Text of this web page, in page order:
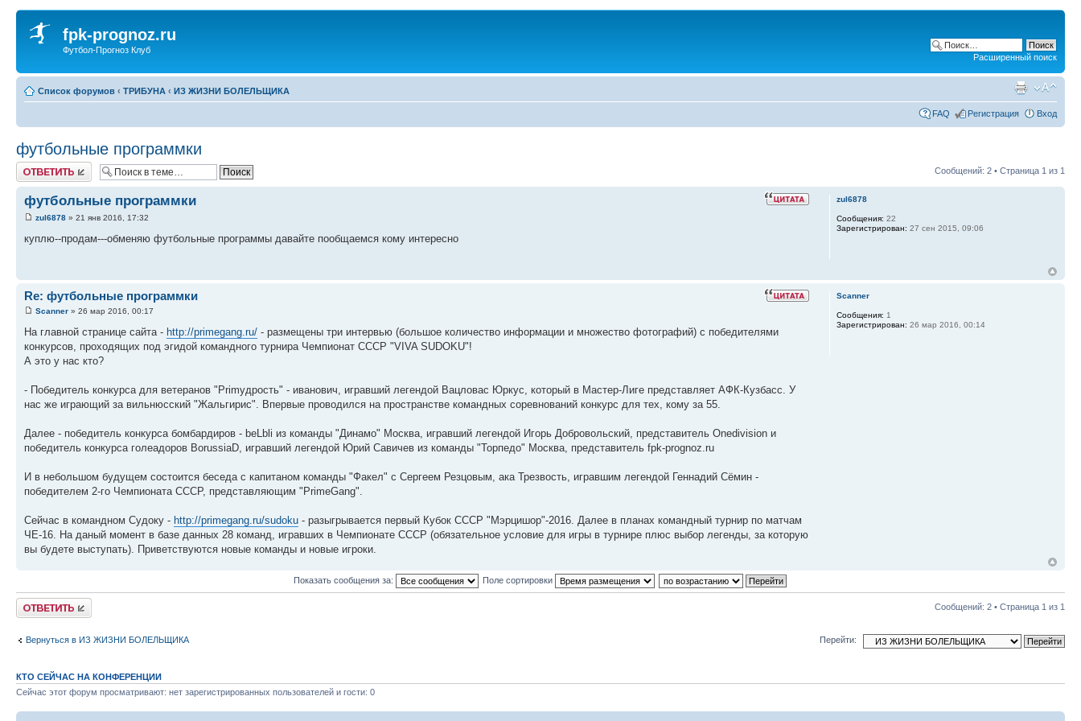
fpk-prognoz.ru
Футбол-Прогноз Клуб
Расширенный поиск
Список форумов ‹ ТРИБУНА ‹ ИЗ ЖИЗНИ БОЛЕЛЬЩИКА
FAQ Регистрация Вход
футбольные программки
Ответить Сообщений: 2 • Страница 1 из 1
футбольные программки
zul6878 » 21 янв 2016, 17:32
куплю--продам---обменяю футбольные программы давайте пообщаемся кому интересно
zul6878
Сообщения: 22
Зарегистрирован: 27 сен 2015, 09:06
Re: футбольные программки
Scanner » 26 мар 2016, 00:17
На главной странице сайта - http://primegang.ru/ - размещены три интервью (большое количество информации и множество фотографий) с победителями
конкурсов, проходящих под эгидой командного турнира Чемпионат СССР "VIVA SUDOKU"!
А это у нас кто?
- Победитель конкурса для ветеранов "Primудрость" - иванович, игравший легендой Вацловас Юркус, который в Мастер-Лиге представляет АФК-Кузбасс. У
нас же играющий за вильнюсский "Жальгирис". Впервые проводился на пространстве командных соревнований конкурс для тех, кому за 55.
Далее - победитель конкурса бомбардиров - beLbli из команды "Динамо" Москва, игравший легендой Игорь Добровольский, представитель Onedivision и
победитель конкурса голеадоров BorussiaD, игравший легендой Юрий Савичев из команды "Торпедо" Москва, представитель fpk-prognoz.ru
И в небольшом будущем состоится беседа с капитаном команды "Факел" с Сергеем Резцовым, ака Трезвость, игравшим легендой Геннадий Сёмин -
победителем 2-го Чемпионата СССР, представляющим "PrimeGang".
Сейчас в командном Судоку - http://primegang.ru/sudoku - разыгрывается первый Кубок СССР "Мэрцишор"-2016. Далее в планах командный турнир по матчам
ЧЕ-16. На даный момент в базе данных 28 команд, игравших в Чемпионате СССР (обязательное условие для игры в турнире плюс выбор легенды, за которую
вы будете выступать). Приветствуются новые команды и новые игроки.
Scanner
Сообщения: 1
Зарегистрирован: 26 мар 2016, 00:14
Показать сообщения за: Поле сортировки
Ответить Сообщений: 2 • Страница 1 из 1
Вернуться в ИЗ ЖИЗНИ БОЛЕЛЬЩИКА Перейти:
КТО СЕЙЧАС НА КОНФЕРЕНЦИИ
Сейчас этот форум просматривают: нет зарегистрированных пользователей и гости: 0